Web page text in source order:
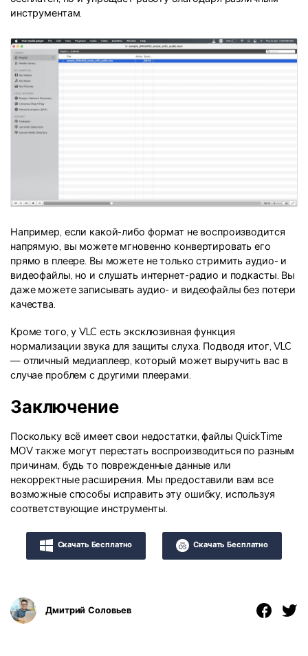
инструментам.
Например, если какой-либо формат не воспроизводится
напрямую, вы можете мгновенно конвертировать его
прямо в плеере. Вы можете не только стримить аудио- и
видеофайлы, но и слушать интернет-радио и подкасты. Вы
даже можете записывать аудио- и видеофайлы без потери
качества.
Кроме того, у VLC есть эксклюзивная функция
нормализации звука для защиты слуха. Подводя итог, VLC
— отличный медиаплеер, который может выручить вас в
случае проблем с другими плеерами.
Заключение
Поскольку всё имеет свои недостатки, файлы QuickTime
MOV также могут перестать воспроизводиться по разным
причинам, будь то поврежденные данные или
некорректные расширения. Мы предоставили вам все
возможные способы исправить эту ошибку, используя
соответствующие инструменты.
Скачать Бесплатно Скачать Бесплатно
Дмитрий Соловьев